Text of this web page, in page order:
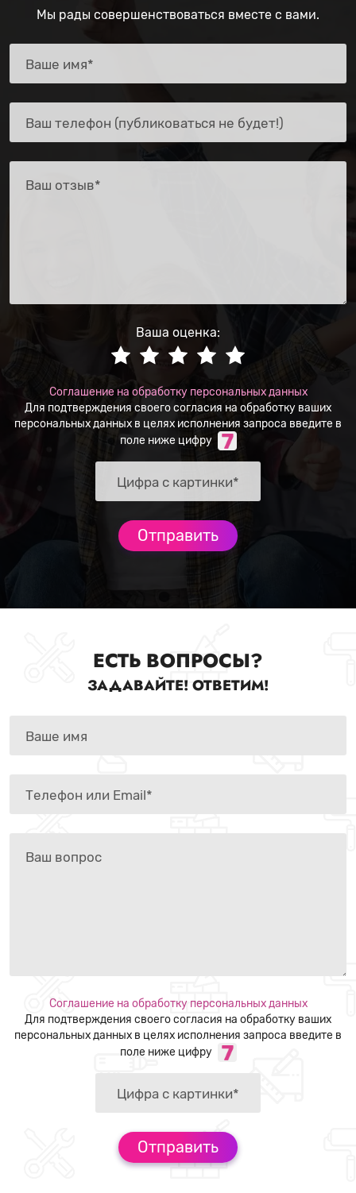
Мы рады совершенствоваться вместе с вами.
Ваша оценка:
Соглашение на обработку персональных данных
Для подтверждения своего согласия на обработку ваших
персональных данных в целях исполнения запроса введите в
поле ниже цифру
ЕСТЬ ВОПРОСЫ?
ЗАДАВАЙТЕ! ОТВЕТИМ!
Соглашение на обработку персональных данных
Для подтверждения своего согласия на обработку ваших
персональных данных в целях исполнения запроса введите в
поле ниже цифру